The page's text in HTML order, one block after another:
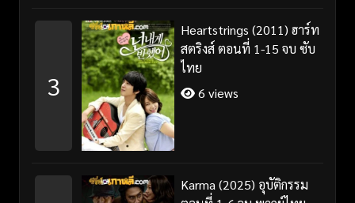
3
Heartstrings (2011) ฮาร์ท
สตริงส์ ตอนที่ 1-15 จบ ซับ
ไทย
6 views
Karma (2025) อุบัติกรรม